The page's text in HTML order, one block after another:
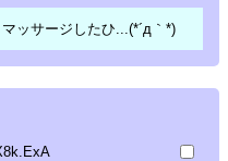
ッサージしたひ...(*´д｀*)